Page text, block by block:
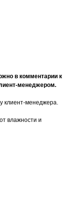
в комментарии к
менеджером.
клиент-менеджера.
влажности и